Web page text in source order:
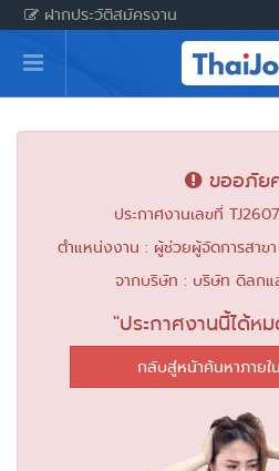
ฝากประวัติสมัครงาน
หน้าหลัก
ผู้สมัครงาน: เข้าสู่ระบบ
ฝากประวัติสมัครงาน
สำหรับผู้ประกอบการ
ขออภัย
ประกาศงานเลขที่
ตำแหน่งงาน : ผู้ช่วยผู้จัดการสา
จากบริษัท : บริษัท ดิลกแ
"ประกาศงานนี้ได้ห
กลับสู่หน้าค้นหาภายใ